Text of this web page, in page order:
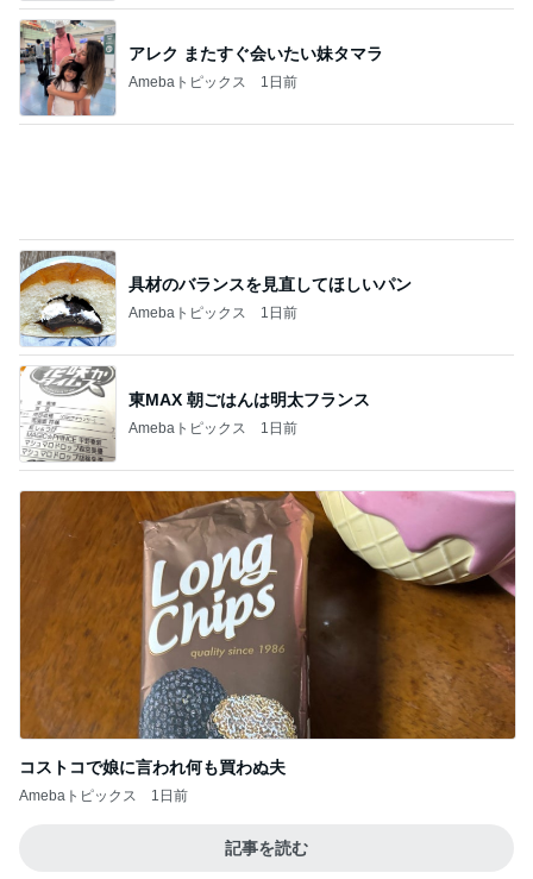
具材のバランスを見直してほしいパン
Amebaトピックス 1日前
コストコで娘に言われ何も買わぬ夫
Amebaトピックス 1日前
記事を読む
品数豊富で旨かった日替りランチ
Amebaトピックス 24時間前
Amebaトピックス 1日前